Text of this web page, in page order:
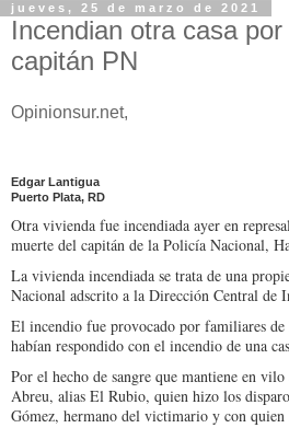
jueves, 25 de marzo de 2021
Incendian otra casa
capitán PN
Opinionsur.net,
Edgar Lantigua
Puerto Plata, RD
Otra vivienda fue incendia­da ayer en
muerte del capitán de la Po­licía Nacional,
La vivienda incendiada se trata de una
Nacional adscri­to a la Dirección Central de
El incendio fue provocado por familiares
habían respondido con el incendio de una
Por el hecho de sangre que mantiene en
Abreu, alias El Ru­bio, quien hizo los
Gómez, her­mano del victimario y con